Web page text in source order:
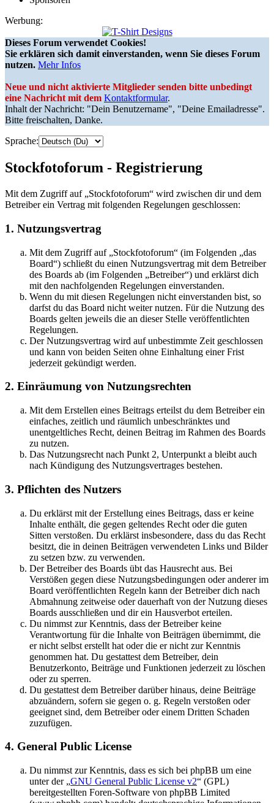
Werbung:
Dieses Forum verwendet Cookies!
Sie erklären sich damit einverstanden, wenn Sie dieses Forum
nutzen. Mehr Infos
Neue und nicht aktivierte Mitglieder senden bitte unbedingt
eine Nachricht mit dem Kontaktformular.
Inhalt der Nachricht: "Dein Benutzername", "Deine Emailadresse".
Bitte freischalten, Danke.
Sprache:
Stockfotoforum - Registrierung
Mit dem Zugriff auf „Stockfotoforum“ wird zwischen dir und dem
Betreiber ein Vertrag mit folgenden Regelungen geschlossen:
1. Nutzungsvertrag
Mit dem Zugriff auf „Stockfotoforum“ (im Folgenden „das
Board“) schließt du einen Nutzungsvertrag mit dem Betreiber
des Boards ab (im Folgenden „Betreiber“) und erklärst dich
mit den nachfolgenden Regelungen einverstanden.
Wenn du mit diesen Regelungen nicht einverstanden bist, so
darfst du das Board nicht weiter nutzen. Für die Nutzung des
Boards gelten jeweils die an dieser Stelle veröffentlichten
Regelungen.
Der Nutzungsvertrag wird auf unbestimmte Zeit geschlossen
und kann von beiden Seiten ohne Einhaltung einer Frist
jederzeit gekündigt werden.
2. Einräumung von Nutzungsrechten
Mit dem Erstellen eines Beitrags erteilst du dem Betreiber ein
einfaches, zeitlich und räumlich unbeschränktes und
unentgeltliches Recht, deinen Beitrag im Rahmen des Boards
zu nutzen.
Das Nutzungsrecht nach Punkt 2, Unterpunkt a bleibt auch
nach Kündigung des Nutzungsvertrages bestehen.
3. Pflichten des Nutzers
Du erklärst mit der Erstellung eines Beitrags, dass er keine
Inhalte enthält, die gegen geltendes Recht oder die guten
Sitten verstoßen. Du erklärst insbesondere, dass du das Recht
besitzt, die in deinen Beiträgen verwendeten Links und Bilder
zu setzen bzw. zu verwenden.
Der Betreiber des Boards übt das Hausrecht aus. Bei
Verstößen gegen diese Nutzungsbedingungen oder anderer im
Board veröffentlichten Regeln kann der Betreiber dich nach
Abmahnung zeitweise oder dauerhaft von der Nutzung dieses
Boards ausschließen und dir ein Hausverbot erteilen.
Du nimmst zur Kenntnis, dass der Betreiber keine
Verantwortung für die Inhalte von Beiträgen übernimmt, die
er nicht selbst erstellt hat oder die er nicht zur Kenntnis
genommen hat. Du gestattest dem Betreiber, dein
Benutzerkonto, Beiträge und Funktionen jederzeit zu löschen
oder zu sperren.
Du gestattest dem Betreiber darüber hinaus, deine Beiträge
abzuändern, sofern sie gegen o. g. Regeln verstoßen oder
geeignet sind, dem Betreiber oder einem Dritten Schaden
zuzufügen.
4. General Public License
Du nimmst zur Kenntnis, dass es sich bei phpBB um eine
unter der „GNU General Public License v2“ (GPL)
bereitgestellten Foren-Software von phpBB Limited